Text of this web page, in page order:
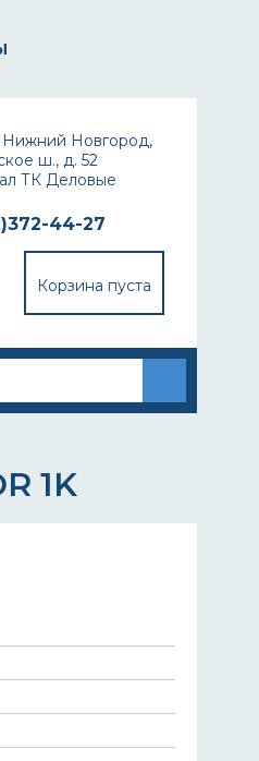
Нижний Новгород,
ш., д. 52
ТК Деловые
44-27
Корзина пуста
1K